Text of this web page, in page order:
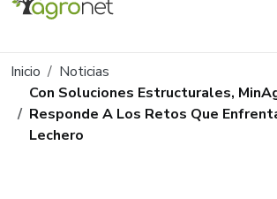
Ruta de navegación
Inicio
Noticias
Con Soluciones Estructurales,
Responde A Los Retos Que
Lechero